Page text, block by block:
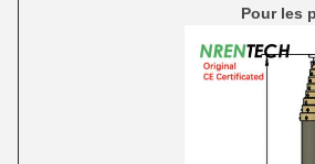
Pour les